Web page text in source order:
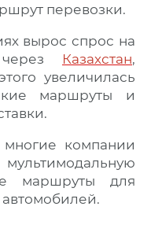
перевозки.
вырос спрос на
через Казахстан,
увеличилась
маршруты и
компании
маршруты для